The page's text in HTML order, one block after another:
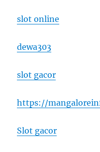
slot online
dewa303
slot gacor
https://
Slot gacor